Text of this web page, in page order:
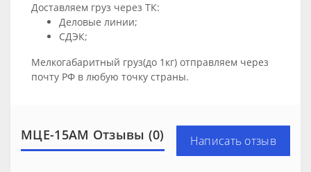
Доставляем груз через ТК:
Деловые линии;
СДЭК;
Мелкогабаритный груз(до 1кг) отправляем через
почту РФ в любую точку страны.
МЦЕ-15АМ Отзывы (0) Написать отзыв